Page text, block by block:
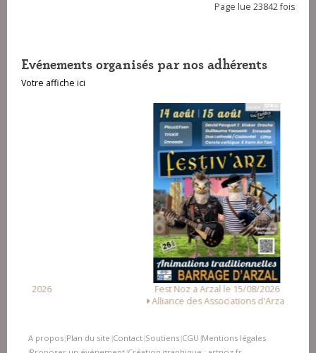
Page lue 23842 fois
Evénements organisés par nos adhérents
Votre affiche ici
Fest Noz a Arzal le 15/08/2026
Alliance des Associations d'Arzal
A propos |Plan du site |Contact |Soutiens |CGU |Mentions légales